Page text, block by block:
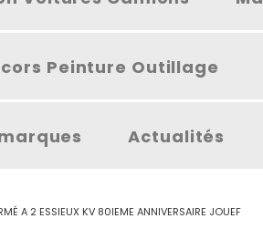
Peinture Outillage
Actualités
A 2 ESSIEUX KV 80IEME ANNIVERSAIRE JOUEF